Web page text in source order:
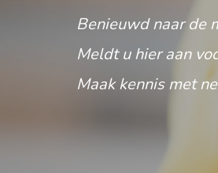
Benieuwd naar de
Meldt u hier aan
Maak kennis met